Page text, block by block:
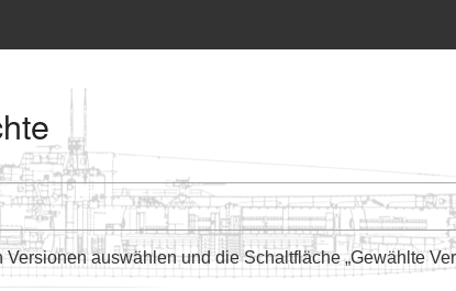
auswählen und die Schaltfläche „Gewählte